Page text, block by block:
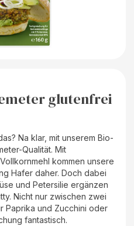
glutenfrei
Na klar, mit unserem Bio-
Qualität. Mit
kommen unsere
Hafer daher. Doch dabei
und Petersilie ergänzen
Nicht nur zwischen zwei
Paprika und Zucchini oder
fantastisch.